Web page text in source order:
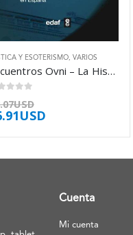
Y ESOTERISMO VARIOS
Encuentros Ovni – La Historia De Los Ovni – Jimenez Iker
Cuenta
Mi cuenta